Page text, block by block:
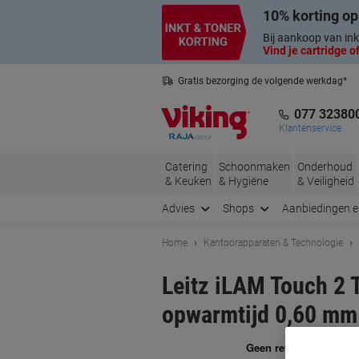
10% korting
Bij aankoop van
Vind je cartridge
Gratis bezorging de volgende werkdag*
077
Klantenservice
Catering
& Keuken
Schoonmaken
& Hygiëne
Onderhoud
& Veiligheid
Advies Shops Aanbiedingen
Home Kantoorapparaten & Technologie
Leitz iLAM Touch 2
opwarmtijd 0,60 mm